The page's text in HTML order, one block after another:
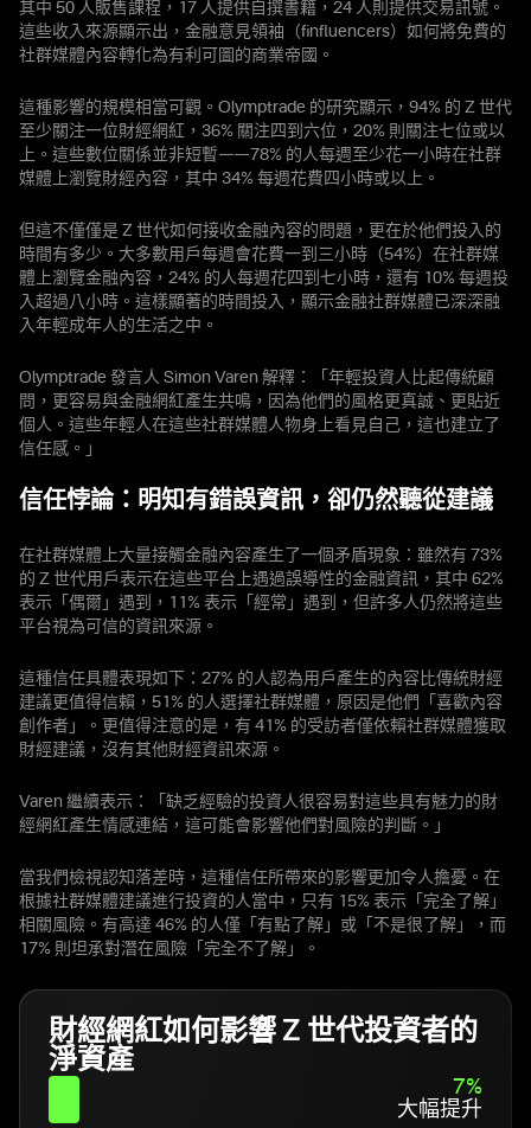
其中 50 人販售課程，17 人提供自撰書籍，24 人則提供交易訊號。
這些收入來源顯示出，金融意見領袖（finfluencers）如何將免費的
社群媒體內容轉化為有利可圖的商業帝國。
這種影響的規模相當可觀。Olymptrade 的研究顯示，94% 的 Z 世代
至少關注一位財經網紅，36% 關注四到六位，20% 則關注七位或以
上。這些數位關係並非短暫——78% 的人每週至少花一小時在社群
媒體上瀏覽財經內容，其中 34% 每週花費四小時或以上。
但這不僅僅是 Z 世代如何接收金融內容的問題，更在於他們投入的
時間有多少。大多數用戶每週會花費一到三小時（54%）在社群媒
體上瀏覽金融內容，24% 的人每週花四到七小時，還有 10% 每週投
入超過八小時。這樣顯著的時間投入，顯示金融社群媒體已深深融
入年輕成年人的生活之中。
Olymptrade 發言人 Simon Varen 解釋：「年輕投資人比起傳統顧
問，更容易與金融網紅產生共鳴，因為他們的風格更真誠、更貼近
個人。這些年輕人在這些社群媒體人物身上看見自己，這也建立了
信任感。」
信任悖論：明知有錯誤資訊，卻仍然聽從建議
在社群媒體上大量接觸金融內容產生了一個矛盾現象：雖然有 73%
的 Z 世代用戶表示在這些平台上遇過誤導性的金融資訊，其中 62%
表示「偶爾」遇到，11% 表示「經常」遇到，但許多人仍然將這些
平台視為可信的資訊來源。
這種信任具體表現如下：27% 的人認為用戶產生的內容比傳統財經
建議更值得信賴，51% 的人選擇社群媒體，原因是他們「喜歡內容
創作者」。更值得注意的是，有 41% 的受訪者僅依賴社群媒體獲取
財經建議，沒有其他財經資訊來源。
Varen 繼續表示：「缺乏經驗的投資人很容易對這些具有魅力的財
經網紅產生情感連結，這可能會影響他們對風險的判斷。」
當我們檢視認知落差時，這種信任所帶來的影響更加令人擔憂。在
根據社群媒體建議進行投資的人當中，只有 15% 表示「完全了解」
相關風險。有高達 46% 的人僅「有點了解」或「不是很了解」，而
17% 則坦承對潛在風險「完全不了解」。
財經網紅如何影響 Z 世代投資者的
淨資產
7%
大幅提升